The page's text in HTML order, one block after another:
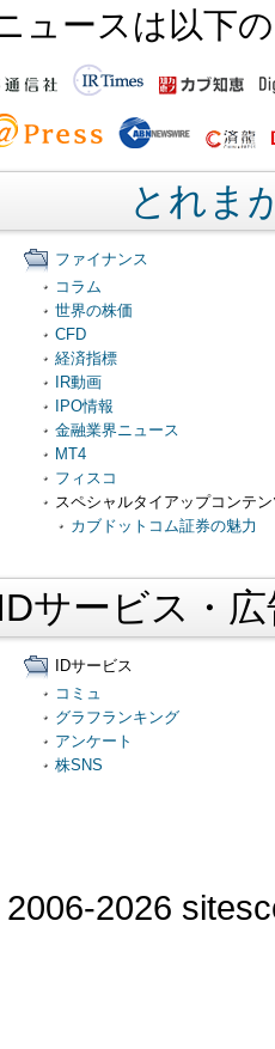
ュースは以下
とれま
ファイナンス
コラム
世界の株価
CFD
経済指標
IR動画
IPO情報
金融業界ニュース
MT4
フィスコ
スペシャルタイアップコンテ
カブドットコム証券の魅力
サービス・
IDサービス
コミュ
グラフランキング
アンケート
株SNS
2026